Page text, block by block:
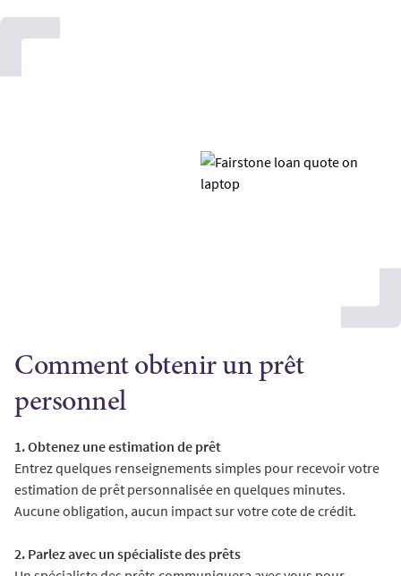
Comment obtenir un prêt
personnel
1. Obtenez une estimation de prêt
Entrez quelques renseignements simples pour recevoir votre
estimation de prêt personnalisée en quelques minutes.
Aucune obligation, aucun impact sur votre cote de crédit.
2. Parlez avec un spécialiste des prêts